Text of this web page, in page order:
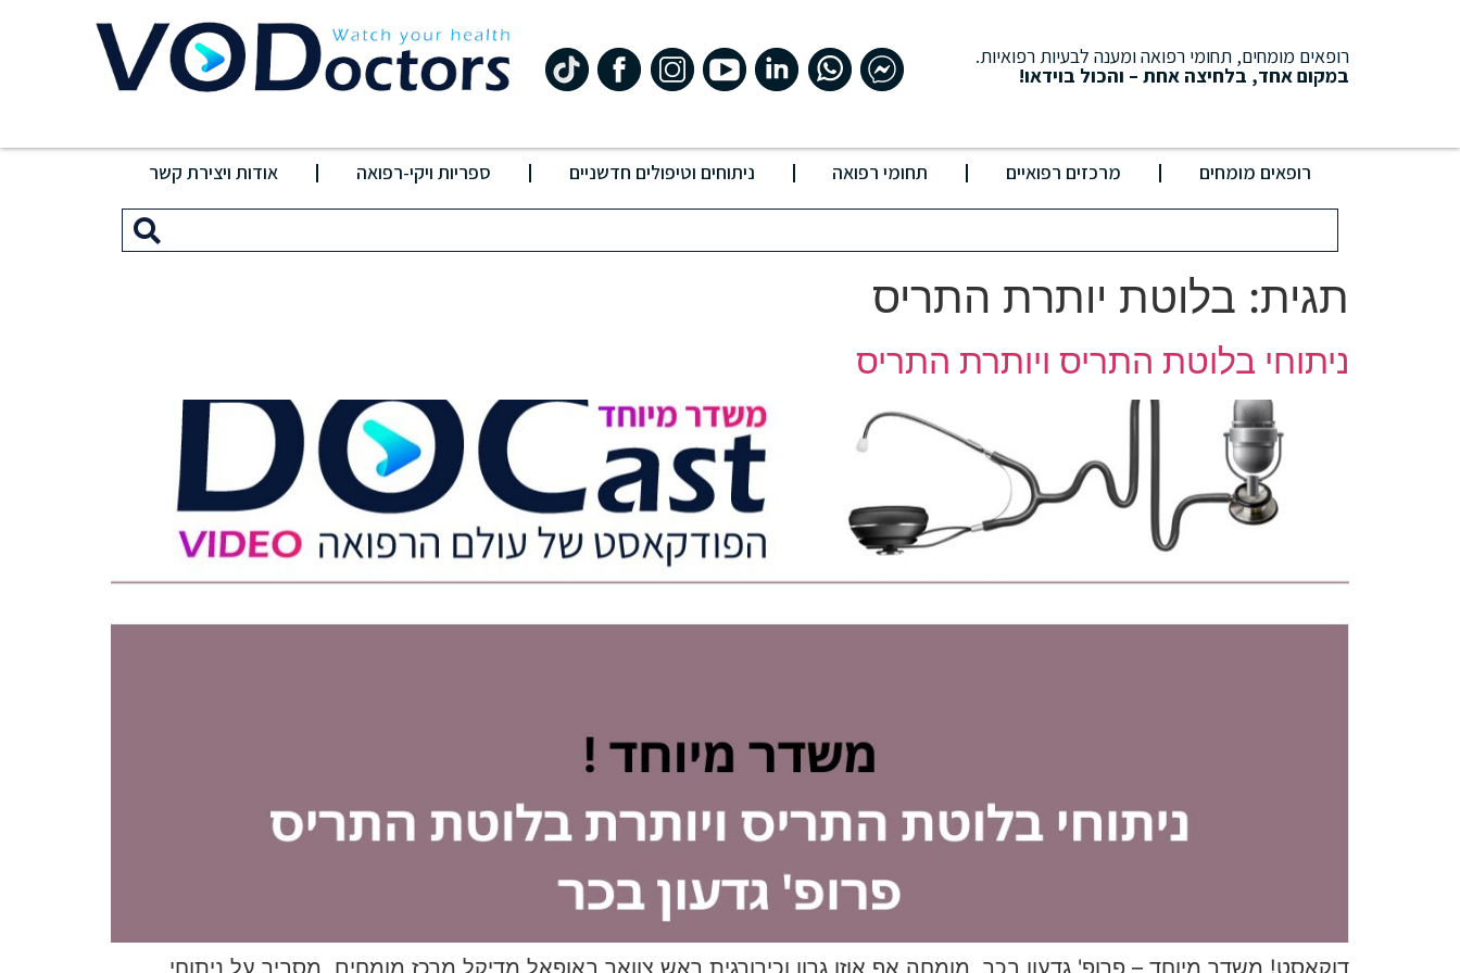
רופאים מומחים, תחומי רפואה ומענה לבעיות רפואיות.
במקום אחד, בלחיצה אחת – והכול בוידאו!
רופאים מומחים מרכזים רפואיים תחומי רפואה ניתוחים וטיפולים חדשניים ספריות ויקי-רפואה אודות ויצירת קשר
תגית: בלוטת יותרת התריס
ניתוחי בלוטת התריס ויותרת התריס